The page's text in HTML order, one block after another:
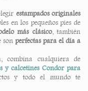
estampados originales
en los pequeños pies de
más clásico, también
son perfectas para el día a
combina cualquiera de
y calcetines Condor para
y todo el mundo te